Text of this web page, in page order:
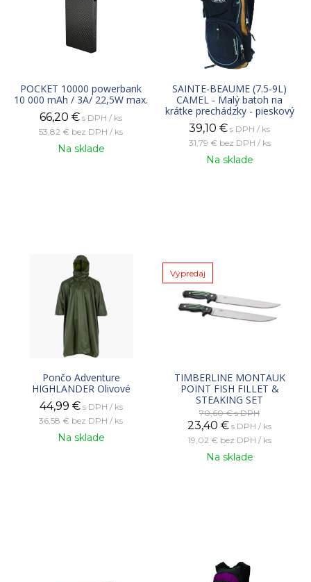
POCKET 10000 powerbank
10 000 mAh / 3A/ 22,5W max.
66,20 € s DPH / ks
53,82 € bez DPH / ks
Na sklade
SAINTE-BEAUME (7.5-9L)
CAMEL - Malý batoh na
krátke prechádzky - pieskový
39,10 € s DPH / ks
31,79 € bez DPH / ks
Na sklade
Pončo Adventure
HIGHLANDER Olivové
44,99 € s DPH / ks
36,58 € bez DPH / ks
Na sklade
Výpredaj
TIMBERLINE MONTAUK
POINT FISH FILLET &
STEAKING SET
70,60 €s DPH
23,40 € s DPH / ks
19,02 € bez DPH / ks
Na sklade